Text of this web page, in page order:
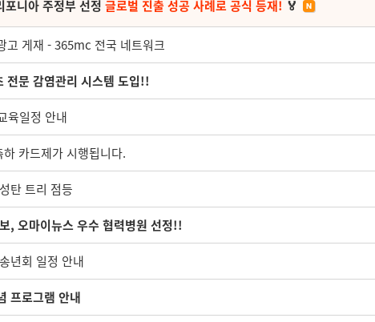
포니아 주정부 선정 글로벌 진출 성공 사례로 공식 등재! 🏅
고 게재 - 365mc 전국 네트워크
전문 감염관리 시스템 도입!!
육일정 안내
카드제가 시행됩니다.
탄 트리 점등
, 오마이뉴스 우수 협력병원 선정!!
년회 일정 안내
프로그램 안내